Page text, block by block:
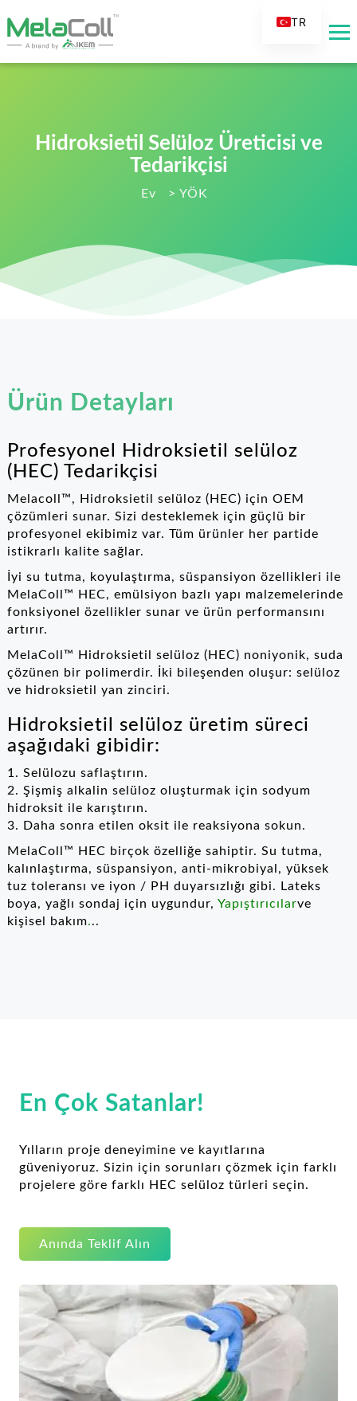
Hidroksietil Selüloz Üreticisi ve
Tedarikçisi
Ev > YÖK
Ürün Detayları
Profesyonel Hidroksietil selüloz
(HEC) Tedarikçisi
Melacoll™, Hidroksietil selüloz (HEC) için OEM
çözümleri sunar. Sizi desteklemek için güçlü bir
profesyonel ekibimiz var. Tüm ürünler her partide
istikrarlı kalite sağlar.
İyi su tutma, koyulaştırma, süspansiyon özellikleri ile
MelaColl™ HEC, emülsiyon bazlı yapı malzemelerinde
fonksiyonel özellikler sunar ve ürün performansını
artırır.
MelaColl™ Hidroksietil selüloz (HEC) noniyonik, suda
çözünen bir polimerdir. İki bileşenden oluşur: selüloz
ve hidroksietil yan zinciri.
Hidroksietil selüloz üretim süreci
aşağıdaki gibidir:
1. Selülozu saflaştırın.
2. Şişmiş alkalin selüloz oluşturmak için sodyum
hidroksit ile karıştırın.
3. Daha sonra etilen oksit ile reaksiyona sokun.
MelaColl™ HEC birçok özelliğe sahiptir. Su tutma,
kalınlaştırma, süspansiyon, anti-mikrobiyal, yüksek
tuz toleransı ve iyon / PH duyarsızlığı gibi. Lateks
boya, yağlı sondaj için uygundur, Yapıştırıcılarve
kişisel bakım...
En Çok Satanlar!
Yılların proje deneyimine ve kayıtlarına
güveniyoruz. Sizin için sorunları çözmek için farklı
projelere göre farklı HEC selüloz türleri seçin.
Anında Teklif Alın
TR
FR
NL